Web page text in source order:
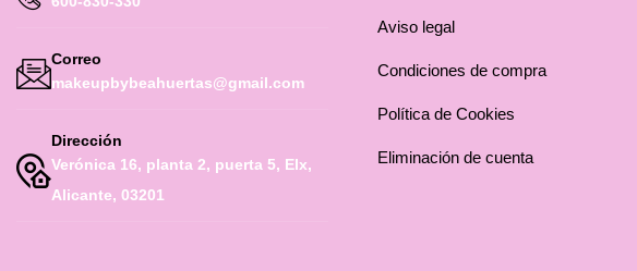
Correo
makeupbybeahuertas@gmail.com
Dirección
Verónica 16, planta 2, puerta 5, Elx,
Alicante, 03201
Aviso legal
Condiciones de compra
Política de Cookies
Eliminación de cuenta